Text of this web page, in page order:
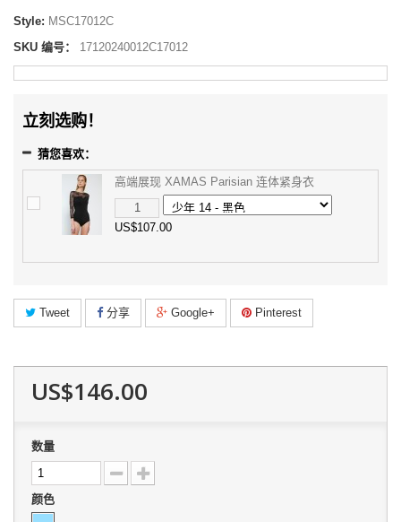
Style: MSC17012C
SKU 编号：
17120240012C17012
立刻选购！
猜您喜欢：
高端展现 XAMAS Parisian 连体紧身衣
US$107.00
Tweet 分享 Google+ Pinterest
US$146.00
数量
颜色